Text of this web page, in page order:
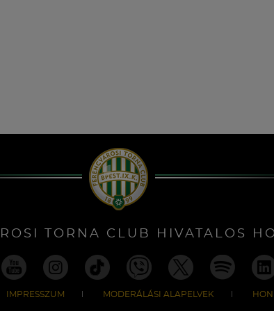
TORNA CLUB HIVATALOS
IMPRESSZUM MODERÁLÁSI ALAPELVEK